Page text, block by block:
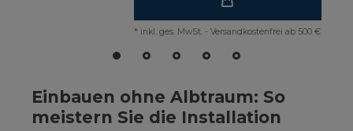
* inkl. ges. MwSt. - Versandkostenfrei ab 500 €
Einbauen ohne Albtraum: So
meistern Sie die Installation